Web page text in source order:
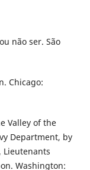
não ser. São
Chicago:
Valley of the
Department, by
Lieutenants
Washington: